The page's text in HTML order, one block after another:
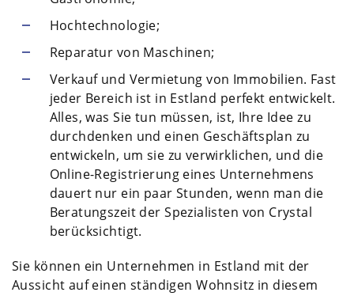
Hochtechnologie;
Reparatur von Maschinen;
Verkauf und Vermietung von Immobilien. Fast
jeder Bereich ist in Estland perfekt entwickelt.
Alles, was Sie tun müssen, ist, Ihre Idee zu
durchdenken und einen Geschäftsplan zu
entwickeln, um sie zu verwirklichen, und die
Online-Registrierung eines Unternehmens
dauert nur ein paar Stunden, wenn man die
Beratungszeit der Spezialisten von Crystal
berücksichtigt.
Sie können ein Unternehmen in Estland mit der
Aussicht auf einen ständigen Wohnsitz in diesem